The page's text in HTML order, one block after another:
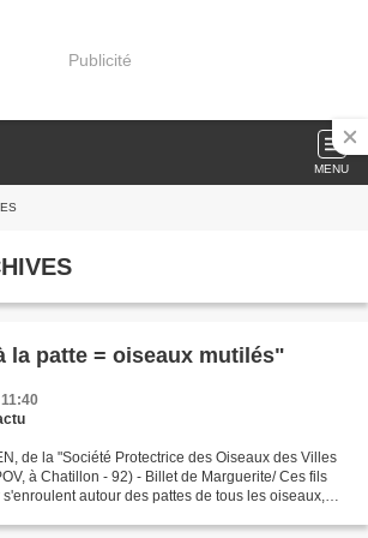
Publicité
MENU
la patte = oiseaux mutilés"
de la "Société Protectrice des Oiseaux des Villes
à Chatillon - 92) - Billet de Marguerite/ Ces fils
autour des pattes de tous les oiseaux,